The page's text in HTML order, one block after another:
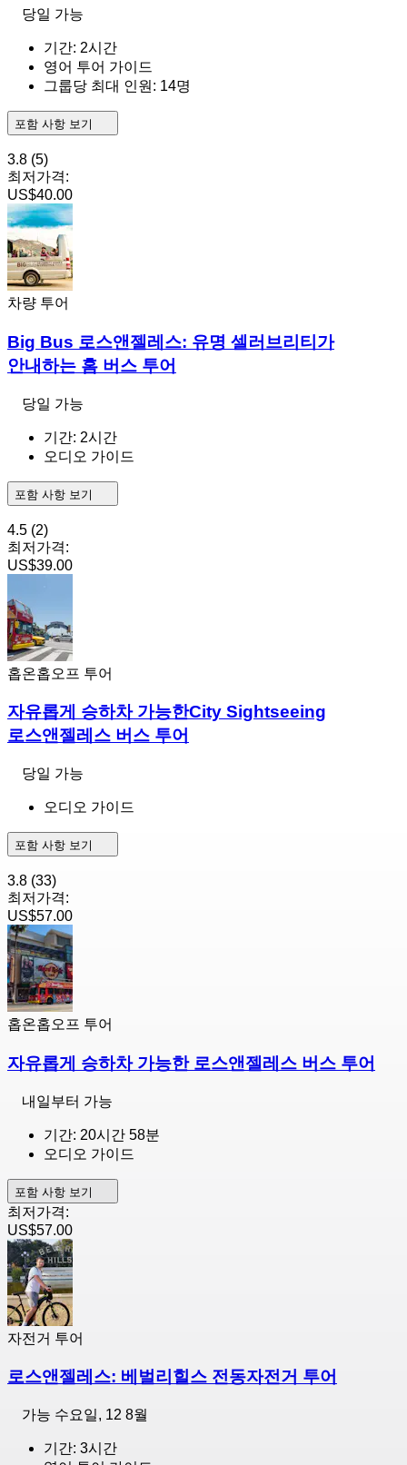
당일 가능
기간: 2시간
영어 투어 가이드
그룹당 최대 인원: 14명
포함 사항 보기
3.8 (5)
최저가격:
US$40.00
차량 투어
Big Bus 로스앤젤레스: 유명 셀러브리티가
안내하는 홈 버스 투어
당일 가능
기간: 2시간
오디오 가이드
포함 사항 보기
4.5 (2)
최저가격:
US$39.00
홉온홉오프 투어
자유롭게 승하차 가능한City Sightseeing
로스앤젤레스 버스 투어
당일 가능
오디오 가이드
포함 사항 보기
3.8 (33)
최저가격:
US$57.00
홉온홉오프 투어
자유롭게 승하차 가능한 로스앤젤레스 버스 투어
내일부터 가능
기간: 20시간 58분
오디오 가이드
포함 사항 보기
최저가격:
US$57.00
자전거 투어
로스앤젤레스: 베벌리힐스 전동자전거 투어
가능 수요일, 12 8월
기간: 3시간